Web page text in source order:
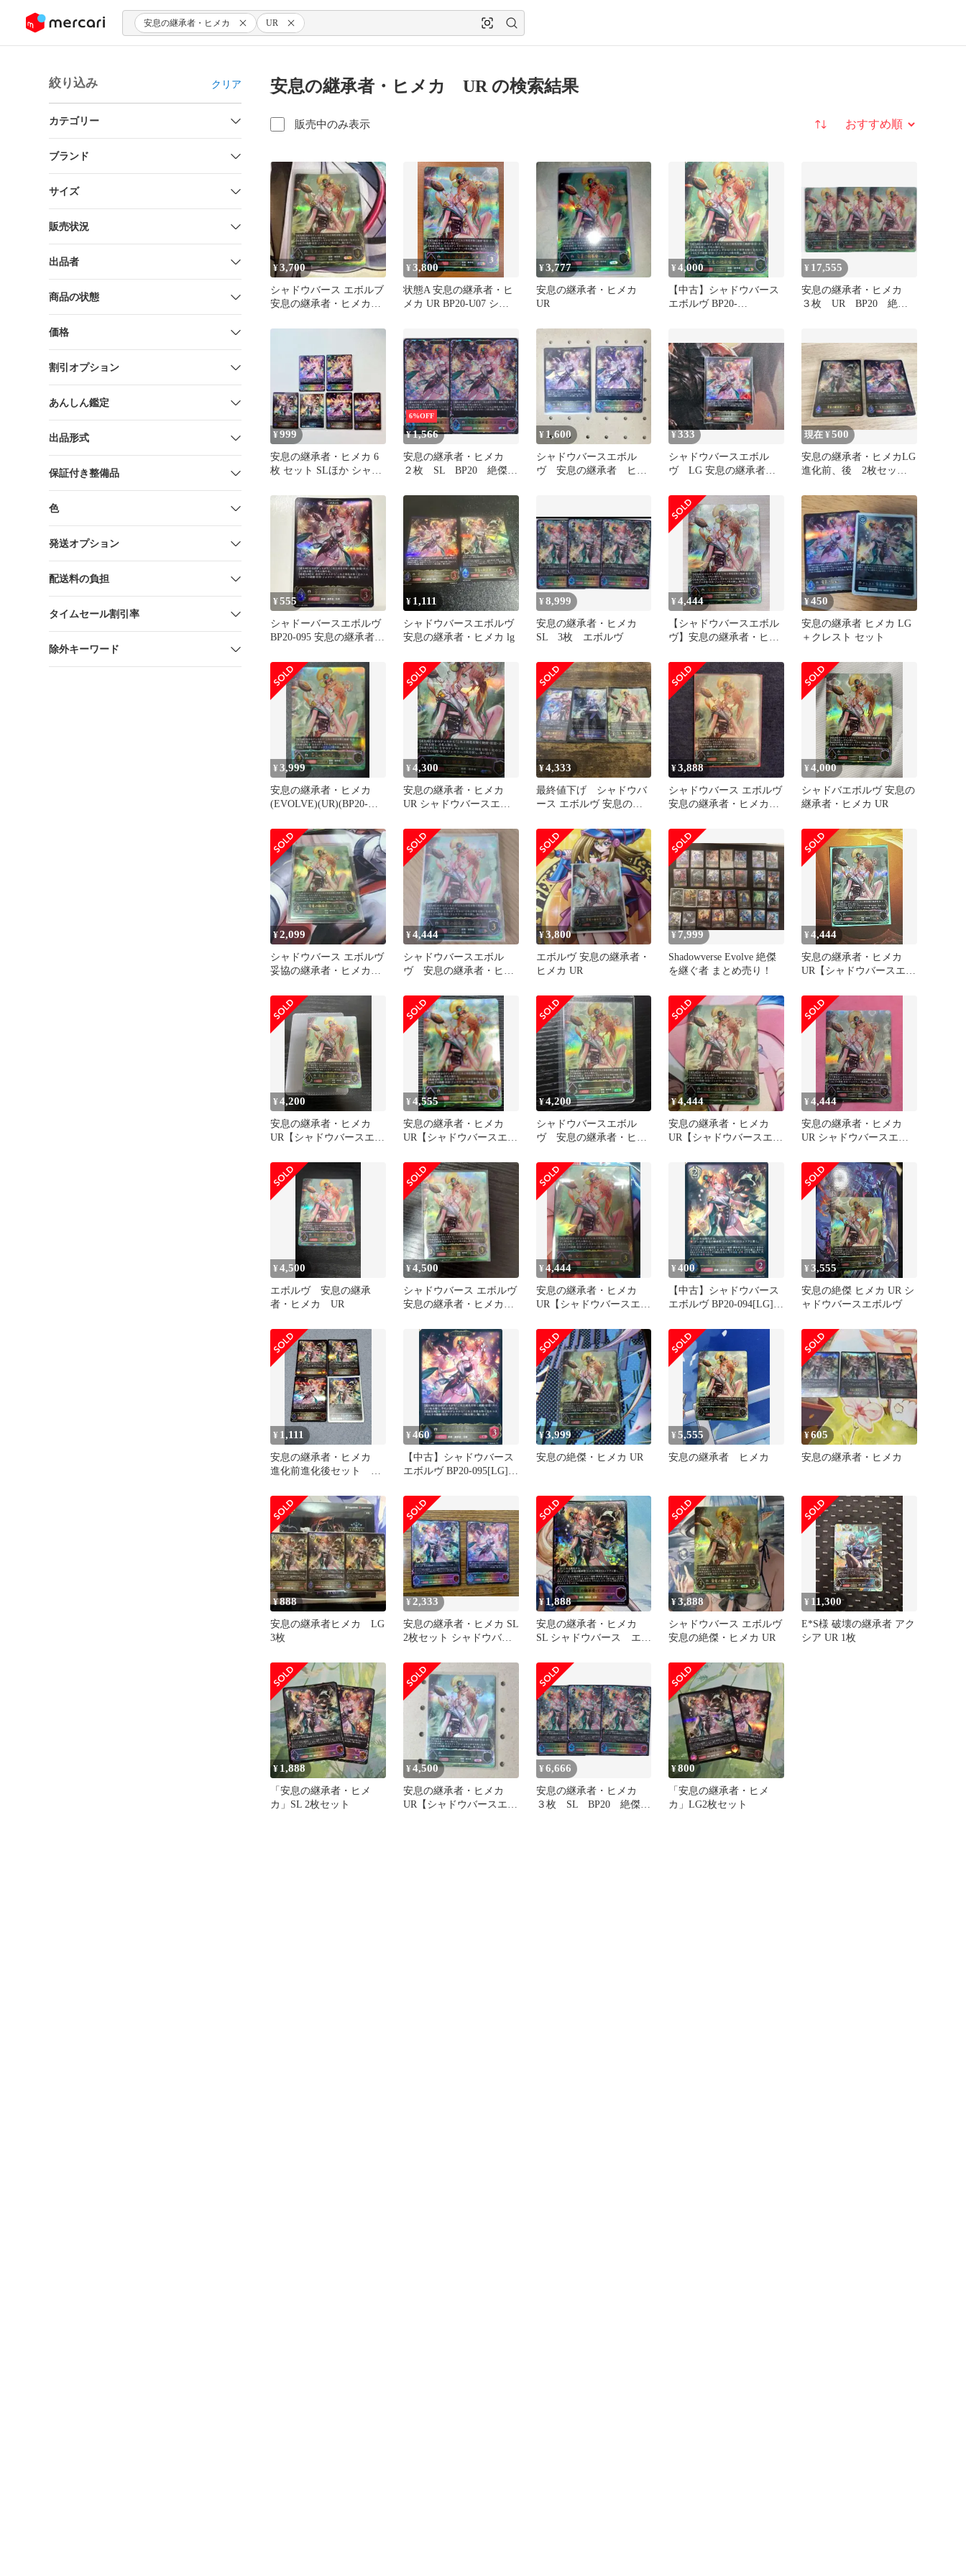
ツにスキップ 安息の継承者・ヒメカ UR
絞り込み クリア
カテゴリー
ブランド
サイズ
販売状況
出品者
商品の状態
価格
割引オプション
あんしん鑑定
出品形式
保証付き整備品
色
発送オプション
配送料の負担
タイムセール割引率
除外キーワード
安息の継承者・ヒメカ UR の検索結果
販売中のみ表示 並び替え
¥3,700
シャドウバース エボルブ
安息の継承者・ヒメカ
¥3,800
状態A 安息の継承者・ヒ
メカ UR BP20-U07 シャ
¥3,777
安息の継承者・ヒメカ
UR
¥4,000
【中古】シャドウバース
エボルヴ BP20-
¥ 17,555
安息の継承者・ヒメカ
３枚 UR BP20 絶傑
¥999
安息の継承者・ヒメカ 6
枚 セット SLほか シャド
6%OFF
¥1,566
安息の継承者・ヒメカ
２枚 SL BP20 絶傑を
エボルヴ Shadowverse
EVOLVE ちゅうてつ
SL27
¥ 1,600
シャドウバースエボル
ヴ 安息の継承者 ヒメ
¥333
シャドウバースエボル
ヴ LG 安息の継承者・
現在 ¥500
安息の継承者・ヒメカLG
進化前、後 2枚セット
¥555
シャドーバースエボルヴ
BP20-095 安息の継承者・
¥ 1,111
シャドウバースエボルヴ
安息の継承者・ヒメカ lg
¥8,999
安息の継承者・ヒメカ
SL 3枚 エボルヴ
¥4,444
【シャドウバースエボル
ヴ】安息の継承者・ヒメ
¥450
安息の継承者 ヒメカ LG
＋クレスト セット
¥3,999
安息の継承者・ヒメカ
(EVOLVE)(UR)(BP20-
¥4,300
安息の継承者・ヒメカ
UR シャドウバースエボ
¥4,333
最終値下げ シャドウバ
ース エボルヴ 安息の継
付き
¥3,888
シャドウバース エボルヴ
安息の継承者・ヒメカ
¥4,000
シャドバエボルヴ 安息の
継承者・ヒメカ UR
¥2,099
シャドウバース エボルヴ
妥協の継承者・ヒメカ
¥4,444
シャドウバースエボル
ヴ 安息の継承者・ヒメ
¥3,800
エボルヴ 安息の継承者・
ヒメカ UR
¥ 7,999
Shadowverse Evolve 絶傑
を継ぐ者 まとめ売り！
¥4,444
安息の継承者・ヒメカ
UR【シャドウバースエボ
¥4,200
安息の継承者・ヒメカ
UR【シャドウバースエボ
¥4,555
安息の継承者・ヒメカ
UR【シャドウバースエボ
¥4,200
シャドウバースエボル
ヴ 安息の継承者・ヒメ
¥4,444
安息の継承者・ヒメカ
UR【シャドウバースエボ
¥4,444
安息の継承者・ヒメカ
UR シャドウバースエボ
¥4,500
エボルヴ 安息の継承
者・ヒメカ UR
¥4,500
シャドウバース エボルヴ
安息の継承者・ヒメカ
¥4,444
安息の継承者・ヒメカ
UR【シャドウバースエボ
¥400
【中古】シャドウバース
エボルヴ BP20-094[LG]：
¥3,555
安息の絶傑 ヒメカ UR シ
ャドウバースエボルヴ
¥ 1,111
安息の継承者・ヒメカ
進化前進化後セット プ
¥460
【中古】シャドウバース
エボルヴ BP20-095[LG]：
¥3,999
安息の絶傑・ヒメカ UR
¥5,555
安息の継承者 ヒメカ
¥605
安息の継承者・ヒメカ
¥888
安息の継承者ヒメカ LG
3枚
¥ 2,333
安息の継承者・ヒメカ SL
2枚セット シャドウバー
¥1,888
安息の継承者・ヒメカ
SL シャドウバース エボ
¥3,888
シャドウバース エボルヴ
安息の絶傑・ヒメカ UR
¥ 11,300
E*S様 破壊の継承者 アク
シア UR 1枚
¥ 1,888
「安息の継承者・ヒメ
カ」SL 2枚セット
¥4,500
安息の継承者・ヒメカ
UR【シャドウバースエボ
¥6,666
安息の継承者・ヒメカ
３枚 SL BP20 絶傑を
¥800
「安息の継承者・ヒメ
カ」LG2枚セット